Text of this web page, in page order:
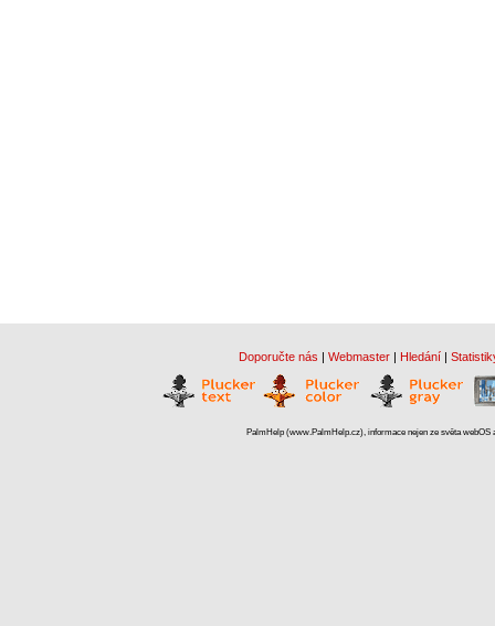
Doporučte nás | Webmaster | Hledání |
PalmHelp (www.PalmHelp.cz), informace nejen ze světa